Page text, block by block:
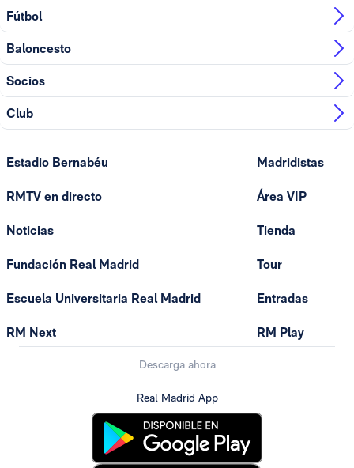
Fútbol
Baloncesto
Socios
Club
Estadio Bernabéu
RMTV en directo
Noticias
Fundación Real Madrid
Escuela Universitaria Real Madrid
RM Next
Madridistas
Área VIP
Tienda
Tour
Entradas
RM Play
Descarga ahora
Real Madrid App